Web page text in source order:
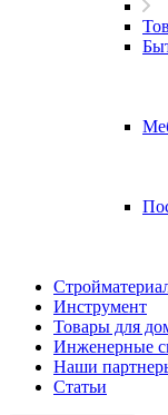
Инструмент
Товары для
Инженерные
Наши
Статьи